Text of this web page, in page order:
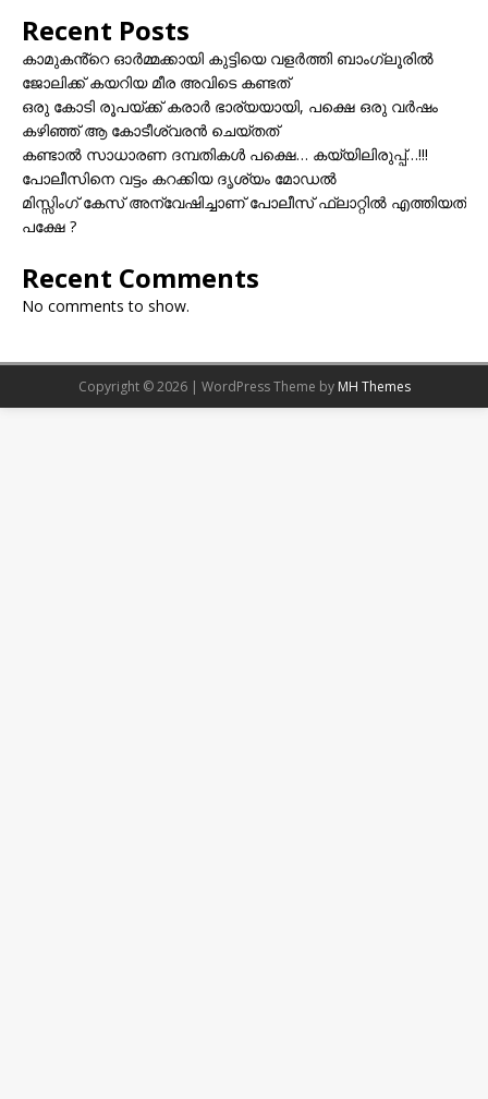
Recent Posts
കാമുകൻ്റെ ഓർമ്മക്കായി കുട്ടിയെ വളർത്തി ബാംഗ്ലൂരിൽ
ജോലിക്ക് കയറിയ മീര അവിടെ കണ്ടത്
ഒരു കോടി രൂപയ്ക്ക് കരാർ ഭാര്യയായി, പക്ഷെ ഒരു വർഷം
കഴിഞ്ഞ് ആ കോടീശ്വരൻ ചെയ്തത്
കണ്ടാൽ സാധാരണ ദമ്പതികൾ പക്ഷെ… കയ്യിലിരുപ്പ്…!!!
പോലീസിനെ വട്ടം കറക്കിയ ദൃശ്യം മോഡല്‍
മിസ്സിംഗ് കേസ് അന്വേഷിച്ചാണ് പോലീസ് ഫ്ലാറ്റിൽ എത്തിയത്
പക്ഷേ ?
Recent Comments
No comments to show.
Copyright © 2026 | WordPress Theme by MH Themes